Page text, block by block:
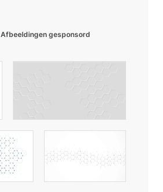
Afbeeldingen gesponsord